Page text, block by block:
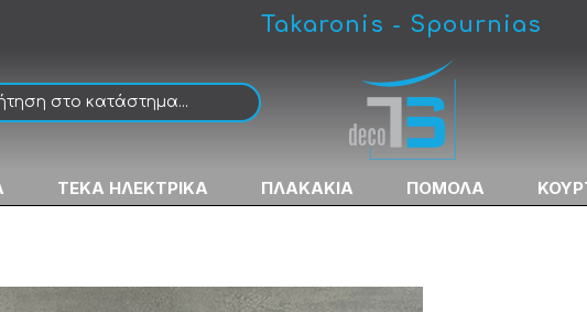
Takaronis - Spournias
ΤΕΚΑ ΗΛΕΚΤΡΙΚΑ ΠΛΑΚΑΚΙΑ ΠΟΜΟΛΑ
Βάση Επίπλου Μπάνιου Με Νιπτήρα